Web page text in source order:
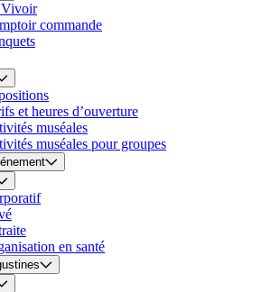
commande
et heures d’ouverture
muséales
muséales pour groupes
en santé